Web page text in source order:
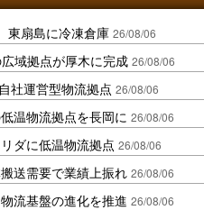
東扇島に冷凍倉庫 26/08/06
域拠点が厚木に完成 26/08/06
社運営型物流拠点 26/08/06
温物流拠点を長岡に 26/08/06
ダに低温物流拠点 26/08/06
送需要で業績上振れ 26/08/06
流基盤の進化を推進 26/08/06